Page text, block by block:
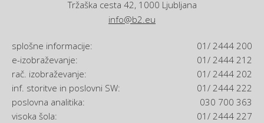
Tržaška cesta 42, 1000 Ljubljana
info@b2.eu
splošne informacije:
01/ 2444 200
e-izobraževanje:
01/ 2444 212
rač. izobraževanje:
01/ 2444 202
inf. storitve in poslovni SW:
01/ 2444 222
poslovna analitika:
030 700 363
visoka šola:
01/ 2444 227